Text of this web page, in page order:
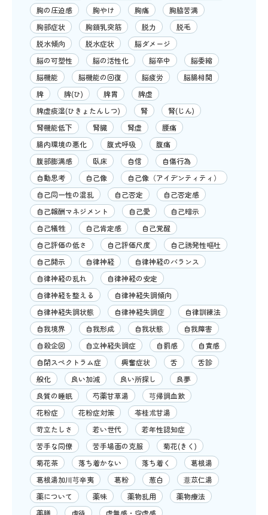
胸の圧迫感
胸やけ 胸痛
胸脇苦満
胸部症状
胸鎖乳突筋 脱力
脱毛
脱水傾向
脱水症状
脳ダメージ
脳の可塑性
脳の活性化 脳卒中
脳委縮
脳機能
脳機能の回復 脳疲労
脳腸相関
脾
脾(ひ) 脾胃
脾虚
脾虚痰湿(ひきょたんしつ)
腎
腎(じん)
腎機能低下
腎臓 腎虚
腰痛
腸内環境の悪化
腹式呼吸
腹痛
腹部膨満感
臥床 自信
自傷行為
自動思考
自己像
自己像（アイデンティティ）
自己同一性の混乱
自己否定
自己否定感
自己報酬マネジメント
自己愛
自己暗示
自己犠牲
自己肯定感
自己覚醒
自己評価の低さ
自己評価尺度
自己誘発性嘔吐
自己開示
自律神経
自律神経のバランス
自律神経の乱れ
自律神経の安定
自律神経を整える
自律神経失調傾向
自律神経失調状態
自律神経失調症
自律訓練法
自我境界
自我形成 自我状態
自我障害
自殺企図
自立神経失調症 自罰感
自責感
自閉スペクトラム症
興奮症状 舌
舌診
般化
良い加減 良い所探し
良夢
良質の睡眠
芍薬甘草湯
芎帰調血飲
花粉症
花粉症対策
苓桂朮甘湯
苛立たしさ
若い世代
若年性認知症
苦手な同僚
苦手場面の克服
菊花(きく)
菊花茶
落ち着かない 落ち着く
葛根湯
葛根湯加川芎辛夷
葛粉 葱白
薏苡仁湯
薬について
薬味 薬物乱用
薬物療法
薬膳
虐待 虚無感・空虚感